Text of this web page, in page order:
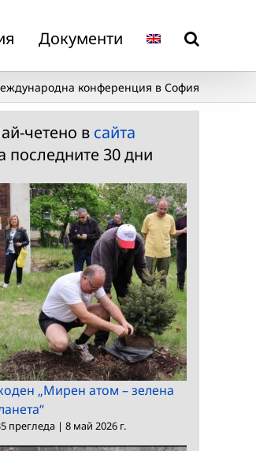
Документи
конференция в София
четено в сайта
последните 30 дни
„Мирен атом – зелена
прегледа | 8 май 2026 г.